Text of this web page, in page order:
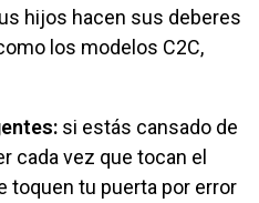
hijos hacen sus deberes
los modelos C2C,
si estás cansado de
cada vez que tocan el
toquen tu puerta por error